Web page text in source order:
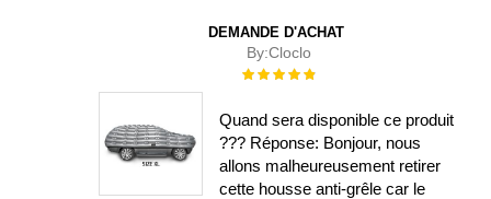
DEMANDE D'ACHAT
By:Cloclo
Évaluation :
Quand sera disponible ce produit
??? Réponse: Bonjour, nous
allons malheureusement retirer
cette housse anti-grêle car le